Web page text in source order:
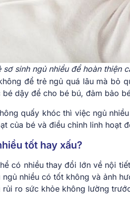
sơ sinh ngủ nhiều để hoàn thiện
để trẻ ngủ quá lâu mà bỏ
bé dậy để cho bé bú, đảm bảo
quấy khóc thì việc ngủ
của bé và điều chỉnh linh hoạt
tốt hay xấu?
có nhiều thay đổi lớn về nội
nhiều có tốt không và ảnh
rủi ro sức khỏe không lường